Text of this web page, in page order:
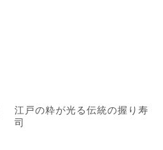
江戸の粋が光る伝統の握り寿
司